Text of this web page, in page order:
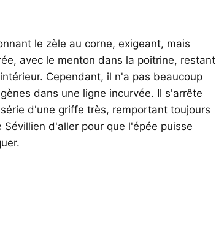
le zèle au corne, exigeant, mais
avec le menton dans la poitrine, restant
Cependant, il n'a pas beaucoup
dans une ligne incurvée. Il s'arrête
d'une griffe très, remportant toujours
d'aller pour que l'épée puisse